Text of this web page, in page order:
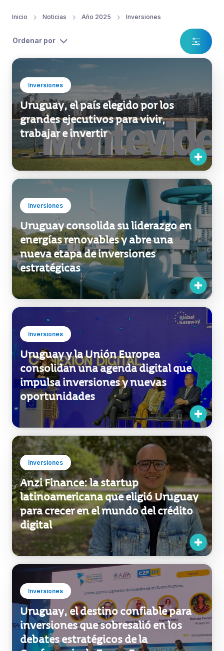
Ordenar por
Uruguay, el país elegido por los
grandes ejecutivos para vivir,
trabajar e invertir
Uruguay consolida su liderazgo en
energías renovables y abre una
nueva etapa de inversiones
estratégicas
Uruguay y la Unión Europea
consolidan una agenda digital que
impulsa inversiones y nuevas
oportunidades
Anzi Finance: la startup
latinoamericana que eligió Uruguay
para crecer en el mundo del crédito
digital
Uruguay, el destino confiable para
inversiones que sobresalió en los
debates estratégicos de la